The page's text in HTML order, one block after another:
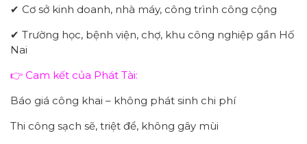
✔ Cơ sở kinh doanh, nhà máy, công trình công cộng
✔ Trường học, bệnh viện, chợ, khu công nghiệp gần Hố
Nai
👉 Cam kết của Phát Tài:
Báo giá công khai – không phát sinh chi phí
Thi công sạch sẽ, triệt để, không gây mùi